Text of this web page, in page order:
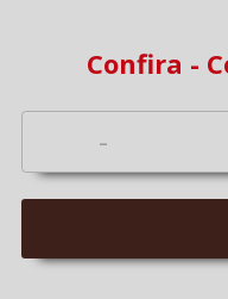
Confira -
-